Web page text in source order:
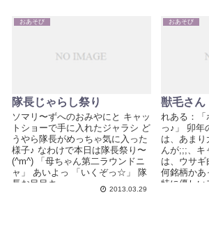
おあそび
隊長じゃらし祭り
ソマリ〜ずへのおみやにと キャッ
トショーで手に入れたジャラシ ど
うやら隊長がめっちゃ気に入った
様子♪ なわけで本日は隊長祭り〜
(^m^) 「母ちゃん第二ラウンドニ
ャ」 あいよっ 「いくぞっ☆」 隊
長お目目キ...
2013.03.29
おあそび
獣毛さん
れある：「
っ♪」 卯年
は、あま
んが;;;、キ
は、ウサ
何銘柄かあ
特に優しい
す。実際